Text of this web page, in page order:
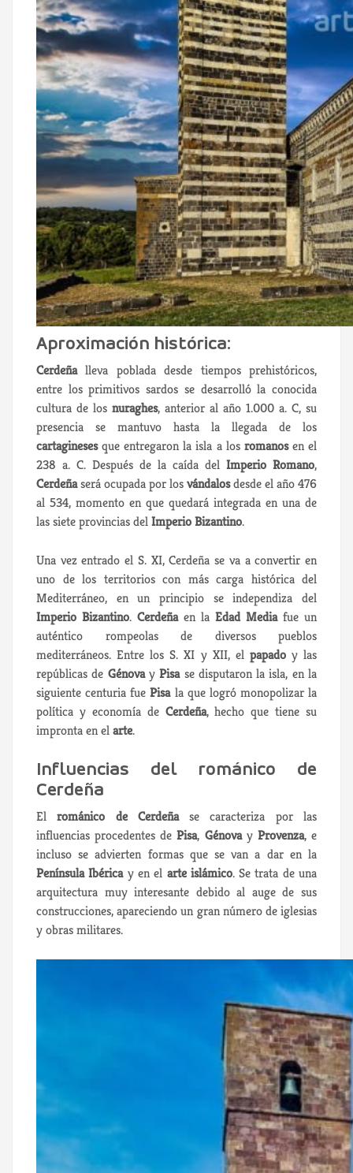
Aproximación histórica:
Cerdeñalleva poblada desde tiempos prehistóricos,
entre los primitivos sardos se desarrolló la conocida
cultura de los nuraghes, anterior al año 1.000 a. C, su
presencia se mantuvo hasta la llegada de los
cartaginesesque entregaron la isla a los romanosen el
238 a. C. Después de la caída del Imperio Romano,
Cerdeñaserá ocupada por losvándalosdesde el año 476
al 534, momento en que quedará integrada en una de
las siete provincias delImperio Bizantino.
Una vez entrado el S. XI, Cerdeña se va a convertir en
uno de los territorios con más carga histórica del
Mediterráneo, en un principio se independiza del
Imperio Bizantino. Cerdeñaen la Edad Mediafue un
auténtico rompeolas de diversos pueblos
mediterráneos. Entre los S. XI y XII, el papadoy las
repúblicas de GénovayPisase disputaron la isla, en la
siguiente centuria fuePisala que logró monopolizar la
política y economía de Cerdeña, hecho que tiene su
impronta en elarte.
Influencias del románico de
Cerdeña
Elrománico de Cerdeñase caracteriza por las
influencias procedentes dePisa, Génovay Provenza, e
incluso se advierten formas que se van a dar en la
Península Ibéricay en el arte islámico. Se trata de una
arquitectura muy interesante debido al auge de sus
construcciones, apareciendo un gran número de iglesias
y obras militares.